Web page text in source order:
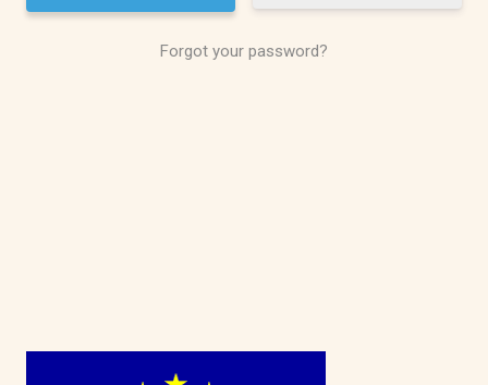
Forgot your password?